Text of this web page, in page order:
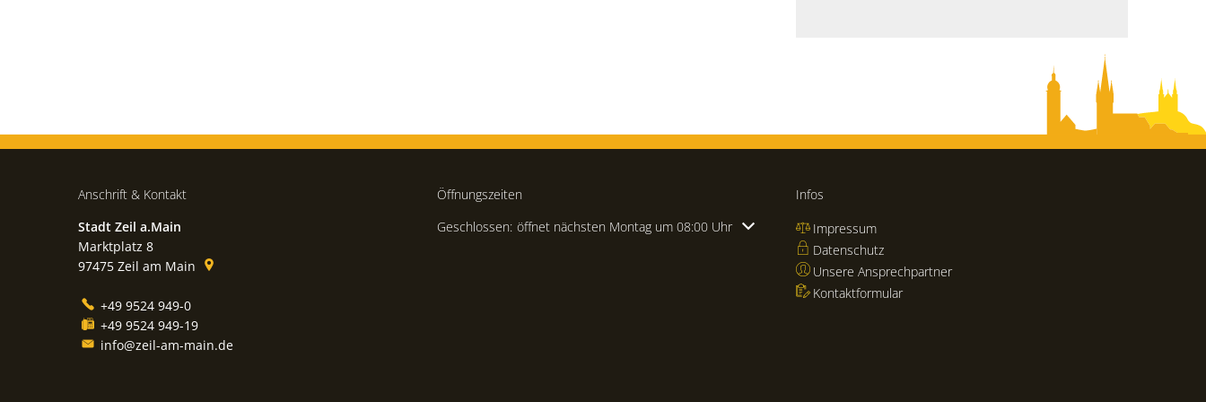
Anschrift & Kontakt
Stadt Zeil a.Main
Marktplatz 8
97475 Zeil am Main
+49 9524 949-0
+49 9524 949-19
info@zeil-am-main.de
Öffnungszeiten
Klicken, um weitere Öffnungs- oder Schließzeiten auszublenden
Geschlossen: öffnet nächsten Montag um 08:00 Uhr
Infos
Impressum
Datenschutz
Unsere Ansprechpartner
Kontaktformular